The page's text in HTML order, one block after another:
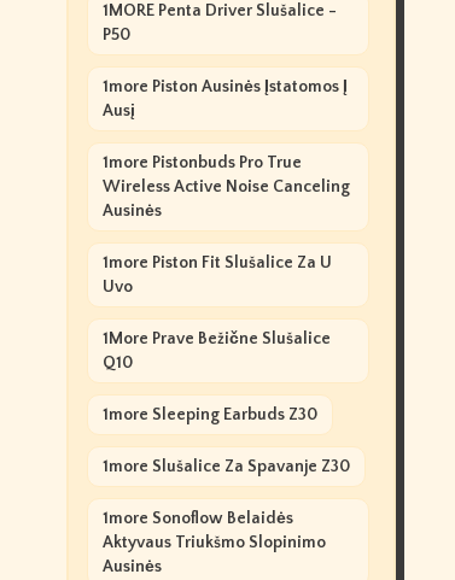
1MORE Penta Driver Slušalice -
P50
1more Piston Ausinės Įstatomos Į
Ausį
1more Pistonbuds Pro True
Wireless Active Noise Canceling
Ausinės
1more Piston Fit Slušalice Za U
Uvo
1More Prave Bežične Slušalice
Q10
1more Sleeping Earbuds Z30
1more Slušalice Za Spavanje Z30
1more Sonoflow Belaidės
Aktyvaus Triukšmo Slopinimo
Ausinės